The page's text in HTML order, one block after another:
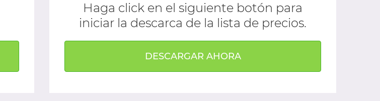
Haga click en el siguiente botón para
iniciar la descarca de la lista de precios.
DESCARGAR AHORA